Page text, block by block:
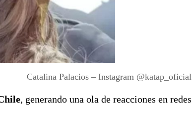
Catalina Palacios – Instagram @katap_oficial
, generando una ola de reacciones en redes